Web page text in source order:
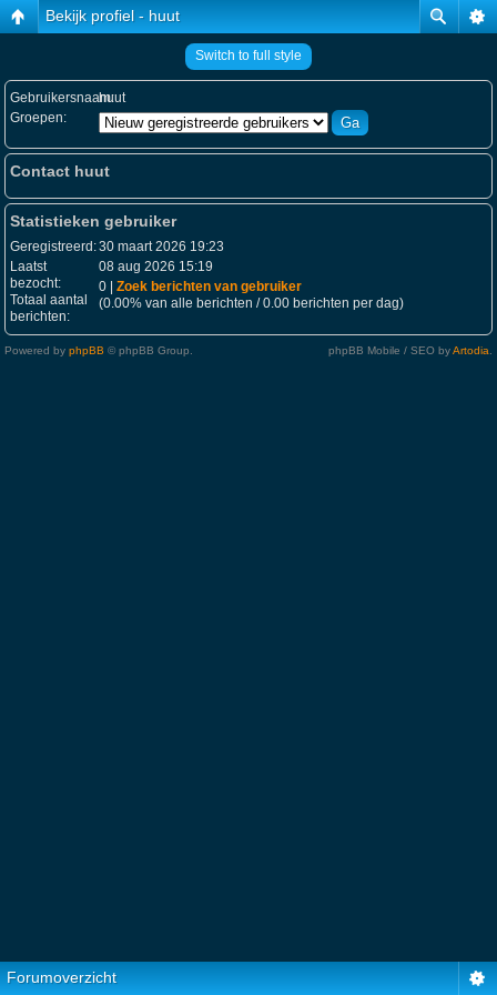
Bekijk profiel - huut
Switch to full style
Gebruikersnaam:huut
Groepen:
Contact huut
Statistieken gebruiker
Geregistreerd:30 maart 2026 19:23
Laatst
bezocht:
08 aug 2026 15:19
Totaal aantal
berichten:
0 | Zoek berichten van gebruiker
(0.00% van alle berichten / 0.00 berichten per dag)
Powered by phpBB © phpBB Group. phpBB Mobile / SEO byArtodia
Forumoverzicht